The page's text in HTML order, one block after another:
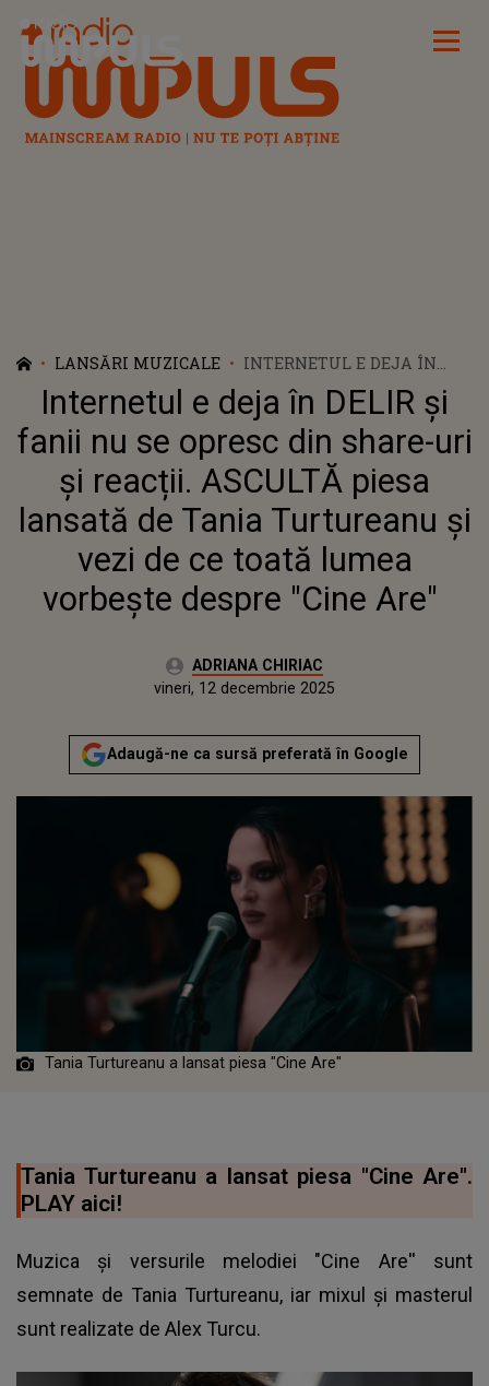
Radio Impuls
LANSĂRI MUZICALE
INTERNETUL E DEJA ÎN
DELIR ȘI FANII NU SE
OPRESC DIN SHARE-URI ȘI
REACȚII. ASCULTĂ PIESA
LANSATĂ DE TANIA
TURTUREANU ȘI VEZI DE CE
TOATĂ LUMEA VORBEȘTE
DESPRE "CINE ARE"
Internetul e deja în DELIR și
fanii nu se opresc din share-uri
și reacții. ASCULTĂ piesa
lansată de Tania Turtureanu și
vezi de ce toată lumea
vorbește despre "Cine Are"
Autor:ADRIANA CHIRIAC
vineri, 12 decembrie 2025Actualizat:
vineri, 12 decembrie 2025
Adaugă-ne ca sursă preferată în Google
Tania Turtureanu a lansat piesa "Cine Are"
Tania Turtureanu a lansat piesa "Cine Are".
PLAY aici!
Muzica și versurile melodiei "Cine Are'' sunt
semnate de Tania Turtureanu, iar mixul și masterul
sunt realizate de Alex Turcu.